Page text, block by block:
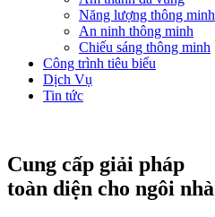
Năng lượng thông minh
An ninh thông minh
Chiếu sáng thông minh
Công trình tiêu biểu
Dịch Vụ
Tin tức
Cung cấp giải pháp
toàn diện cho ngôi nhà